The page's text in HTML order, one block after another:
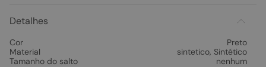
Detalhes
Cor
Preto
Material
sintetico, Sintético
Tamanho do salto
nenhum